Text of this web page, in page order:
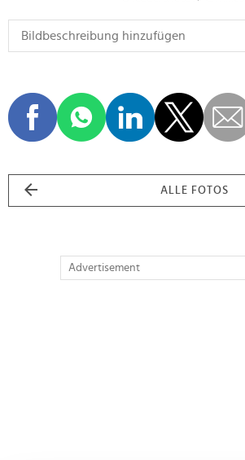
ALLE FOTOS
Advertisement